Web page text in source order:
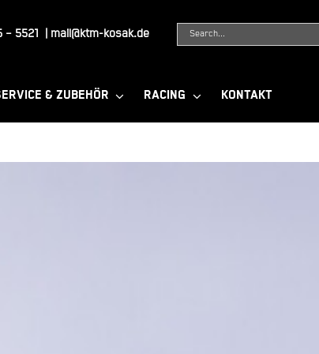
– 5521 mail@ktm-kosak.de
Suche
& ZUBEHÖR RACING KONTAKT